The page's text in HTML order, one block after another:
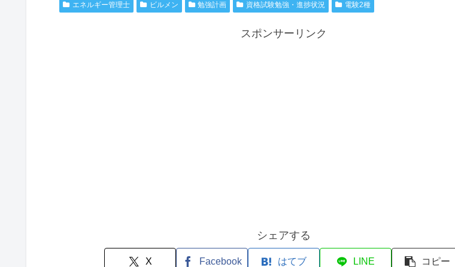
エネルギー管理士 ビルメン 勉強計画 資格試験勉強・進捗状況 電験2種
スポンサーリンク
シェアする
X Facebook はてブ LINE コピー